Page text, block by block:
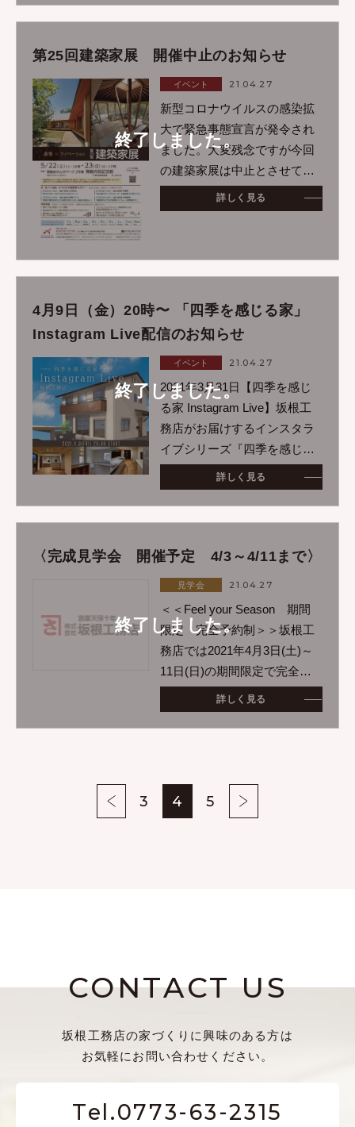
終了しました。
第25回建築家展 開催中止のお知らせ
イベント 21.04.27
新型コロナウイルスの感染拡
大で緊急事態宣言が発令され
ました。大変残念ですが今回
の建築家展は中止とさせてい
ただきます。一日も早く安心
して開催できる日がくること
詳しく見る
終了しました。
4月9日（金）20時〜 「四季を感じる家」
Instagram Live配信のお知らせ
イベント 21.04.27
2021年3月31日【四季を感じ
る家 Instagram Live】坂根工
務店がお届けするインスタラ
イブシリーズ『四季を感じる
家』今回は、シンプルモダン
の家をご紹介します♪京都北部
や福井県での上質な暮らしを
参加いた
詳しく見る
終了しました。
〈完成見学会 開催予定 4/3～4/11まで〉
見学会 21.04.27
＜＜Feel your Season 期間
限定 完全予約制＞＞坂根工
務店では2021年4月3日(土)～
11日(日)の期間限定で完全予
約制の完成見学会を予定して
おります。四季を感じ、自然
とともに暮らすことができる
詳しく見る
3 4 5
CONTACT US
坂根工務店の家づくりに興味のある方は
お気軽にお問い合わせください。
Tel.0773-63-2315